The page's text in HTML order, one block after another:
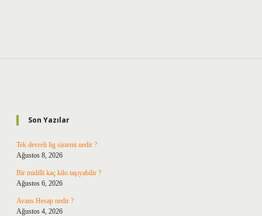
Son Yazılar
Tek devreli lig sistemi nedir ?
Ağustos 8, 2026
Bir midilli kaç kilo taşıyabilir ?
Ağustos 6, 2026
Avans Hesap nedir ?
Ağustos 4, 2026